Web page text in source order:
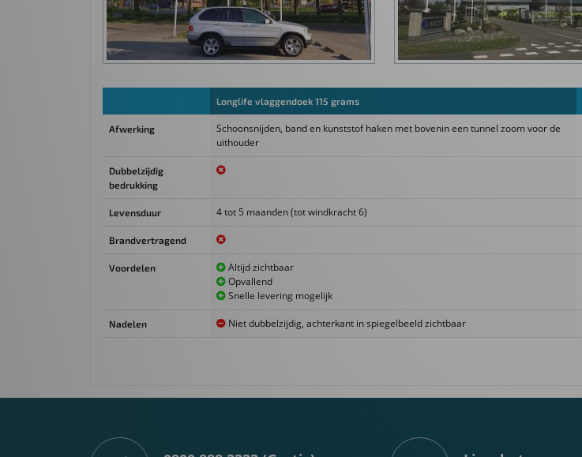
Longlife vlaggendoek 115 grams
Afwerking
Schoonsnijden, band en kunststof haken met bovenin een tunnel zoom voor de
uithouder
Dubbelzijdig
bedrukking
Levensduur 4 tot 5 maanden (tot windkracht 6)
Brandvertragend
Voordelen
Altijd zichtbaar
Opvallend
Snelle levering mogelijk
Nadelen Niet dubbelzijdig, achterkant in spiegelbeeld zichtbaar